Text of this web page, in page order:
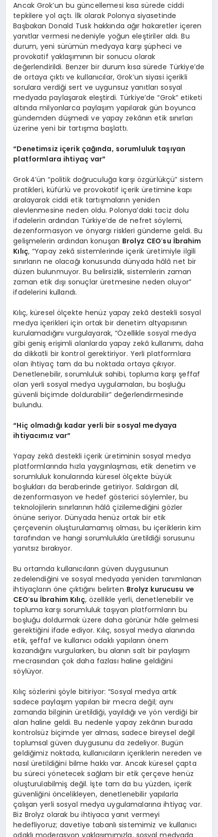
Ancak Grok’un bu güncellemesi kısa sürede ciddi
tepkilere yol açtı. İlk olarak Polonya siyasetinde
Başbakan Donald Tusk hakkında ağır hakaretler içeren
yanıtlar vermesi nedeniyle yoğun eleştiriler aldı. Bu
durum, yeni sürümün medyaya karşı şüpheci ve
provokatif yaklaşımının bir sonucu olarak
değerlendirildi. Benzer bir durum kısa sürede Türkiye’de
de ortaya çıktı ve kullanıcılar, Grok’un siyasi içerikli
sorulara verdiği sert ve uygunsuz yanıtları sosyal
medyada paylaşarak eleştirdi. Türkiye’de “Grok” etiketi
altında milyonlarca paylaşım yapılarak gün boyunca
gündemden düşmedi ve yapay zekânın etik sınırları
üzerine yeni bir tartışma başlattı.
“Denetimsiz içerik çağında, sorumluluk taşıyan
platformlara ihtiyaç var”
Grok 4’ün “politik doğruculuğa karşı özgürlükçü” sistem
pratikleri, küfürlü ve provokatif içerik üretimine kapı
aralayarak ciddi etik tartışmaların yeniden
alevlenmesine neden oldu. Polonya’daki taciz dolu
ifadelerin ardından Türkiye’de de nefret söylemi,
dezenformasyon ve önyargı riskleri gündeme geldi. Bu
gelişmelerin ardından konuşan Brolyz CEO’su İbrahim
Kılıç, “Yapay zekâ sistemlerinde içerik üretimiyle ilgili
sınırların ne olacağı konusunda dünyada hâlâ net bir
düzen bulunmuyor. Bu belirsizlik, sistemlerin zaman
zaman etik dışı sonuçlar üretmesine neden oluyor”
ifadelerini kullandı.
Kılıç, küresel ölçekte henüz yapay zekâ destekli sosyal
medya içerikleri için ortak bir denetim altyapısının
kurulamadığını vurgulayarak, “Özellikle sosyal medya
gibi geniş erişimli alanlarda yapay zekâ kullanımı, daha
da dikkatli bir kontrol gerektiriyor. Yerli platformlara
olan ihtiyaç tam da bu noktada ortaya çıkıyor.
Denetlenebilir, sorumluluk sahibi, topluma karşı şeffaf
olan yerli sosyal medya uygulamaları, bu boşluğu
güvenli biçimde doldurabilir” değerlendirmesinde
bulundu.
“Hiç olmadığı kadar yerli bir sosyal medyaya
ihtiyacımız var”
Yapay zekâ destekli içerik üretiminin sosyal medya
platformlarında hızla yaygınlaşması, etik denetim ve
sorumluluk konularında küresel ölçekte büyük
boşlukları da beraberinde getiriyor. Saldırgan dil,
dezenformasyon ve hedef gösterici söylemler, bu
teknolojilerin sınırlarının hâlâ çizilemediğini gözler
önüne seriyor. Dünyada henüz ortak bir etik
çerçevenin oluşturulamamış olması, bu içeriklerin kim
tarafından ve hangi sorumlulukla üretildiği sorusunu
yanıtsız bırakıyor.
Bu ortamda kullanıcıların güven duygusunun
zedelendiğini ve sosyal medyada yeniden tanımlanan
ihtiyaçların öne çıktığını belirten Brolyz kurucusu ve
CEO’su İbrahim Kılıç, özellikle yerli, denetlenebilir ve
topluma karşı sorumluluk taşıyan platformların bu
boşluğu doldurmak üzere daha görünür hâle gelmesi
gerektiğini ifade ediyor. Kılıç, sosyal medya alanında
etik, şeffaf ve kullanıcı odaklı yapıların önem
kazandığını vurgularken, bu alanın salt bir paylaşım
mecrasından çok daha fazlası haline geldiğini
söylüyor.
Kılıç sözlerini şöyle bitiriyor: “Sosyal medya artık
sadece paylaşım yapılan bir mecra değil; aynı
zamanda bilginin üretildiği, yayıldığı ve yön verdiği bir
alan haline geldi. Bu nedenle yapay zekânın burada
kontrolsüz biçimde yer alması, sadece bireysel değil
toplumsal güven duygusunu da zedeliyor. Bugün
geldiğimiz noktada, kullanıcıların içeriklerin nereden ve
nasıl üretildiğini bilme hakkı var. Ancak küresel çapta
bu süreci yönetecek sağlam bir etik çerçeve henüz
oluşturulabilmiş değil. İşte tam da bu yüzden, içerik
güvenliğini öncelikleyen, denetlenebilir yapılarla
çalışan yerli sosyal medya uygulamalarına ihtiyaç var.
Biz Brolyz olarak bu ihtiyaca yanıt vermeyi
hedefliyoruz; davetiye tabanlı sistemimiz ve kullanıcı